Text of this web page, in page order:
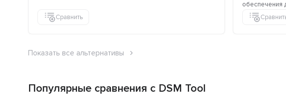
Сравнить
обеспечения
Показать все альтернативы
Популярные сравнения с DSM Tool